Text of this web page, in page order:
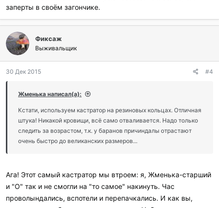
заперты в своём загончике.
Фиксаж
Выживальщик
30 Дек 2015 #4
Жменька написал(а):
Кстати, используем кастратор на резиновых кольцах. Отличная
штука! Никакой кровищи, всё само отваливается. Надо только
следить за возрастом, т.к. у баранов причиндалы отрастают
очень быстро до великанских размеров...
Ага! Этот самый кастратор мы втроем: я, Жменька-старший
и "О" так и не смогли на "то самое" накинуть. Час
проволындались, вспотели и перепачкались. И как вы,